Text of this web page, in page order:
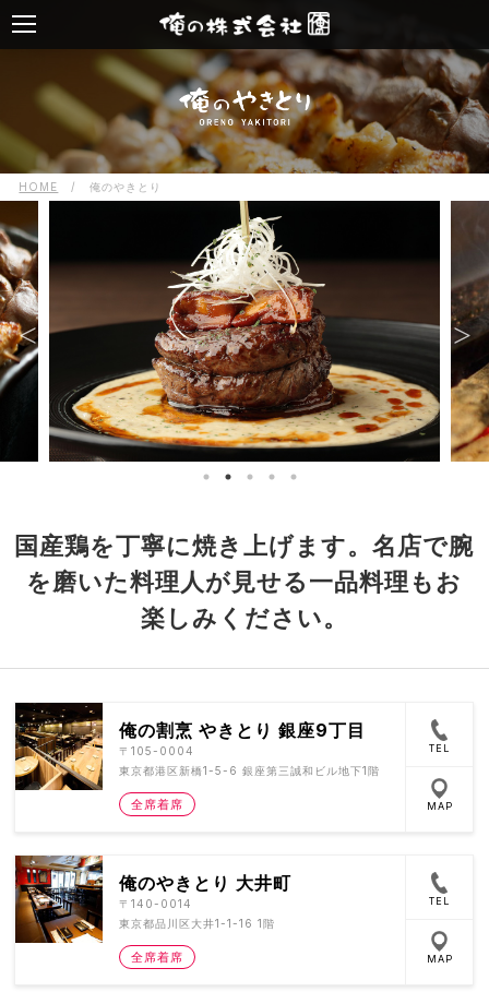
HOME / 俺のやきとり
国産鶏を丁寧に焼き上げます。名店で腕
を磨いた料理人が見せる一品料理もお
楽しみください。
俺の割烹 やきとり 銀座9丁目
〒105-0004
東京都港区新橋1-5-6 銀座第三誠和ビル地下1階
全席着席
TEL
MAP
俺のやきとり 大井町
〒140-0014
東京都品川区大井1-1-16 1階
全席着席
TEL
MAP